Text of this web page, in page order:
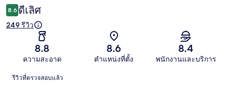
8.6 ดีเลิศ
249 รีวิว
8.8
ความสะอาด
8.6
ตำแหน่งที่ตั้ง
8.4
พนักงานและบริการ
รีวิว
รีวิวที่ตรวจสอบแล้ว